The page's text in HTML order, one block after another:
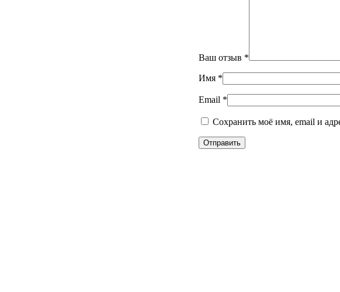
Ваш отзыв *
Имя *
Email *
Сохранить моё имя, email и